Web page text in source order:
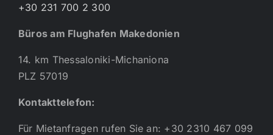
+30 231 700 2 300
Büros am Flughafen Makedonien
14. km Thessaloniki-Michaniona
PLZ 57019
Kontakttelefon:
Für Mietanfragen rufen Sie an: +30 2310 467 099